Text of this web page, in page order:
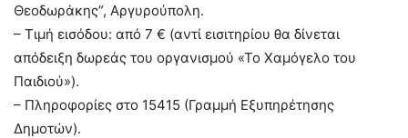
Θεοδωράκης”, Αργυρούπολη.
– Τιμή εισόδου: από 7 € (αντί εισιτηρίου θα δίνεται
απόδειξη δωρεάς του οργανισμού «Το Χαμόγελο του
Παιδιού»).
– Πληροφορίες στο 15415 (Γραμμή Εξυπηρέτησης
Δημοτών).